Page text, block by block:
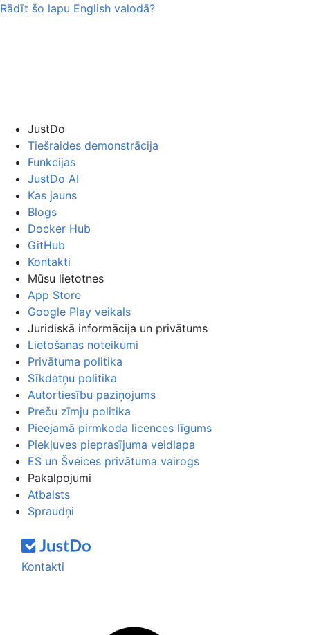
Rādīt šo lapu English valodā?
JustDo
Tiešraides demonstrācija
Funkcijas
JustDo AI
Kas jauns
Blogs
Docker Hub
GitHub
Kontakti
Mūsu lietotnes
App Store
Google Play veikals
Juridiskā informācija un privātums
Lietošanas noteikumi
Privātuma politika
Sīkdatņu politika
Autortiesību paziņojums
Preču zīmju politika
Pieejamā pirmkoda licences līgums
Piekļuves pieprasījuma veidlapa
ES un Šveices privātuma vairogs
Pakalpojumi
Atbalsts
Spraudņi
Kontakti